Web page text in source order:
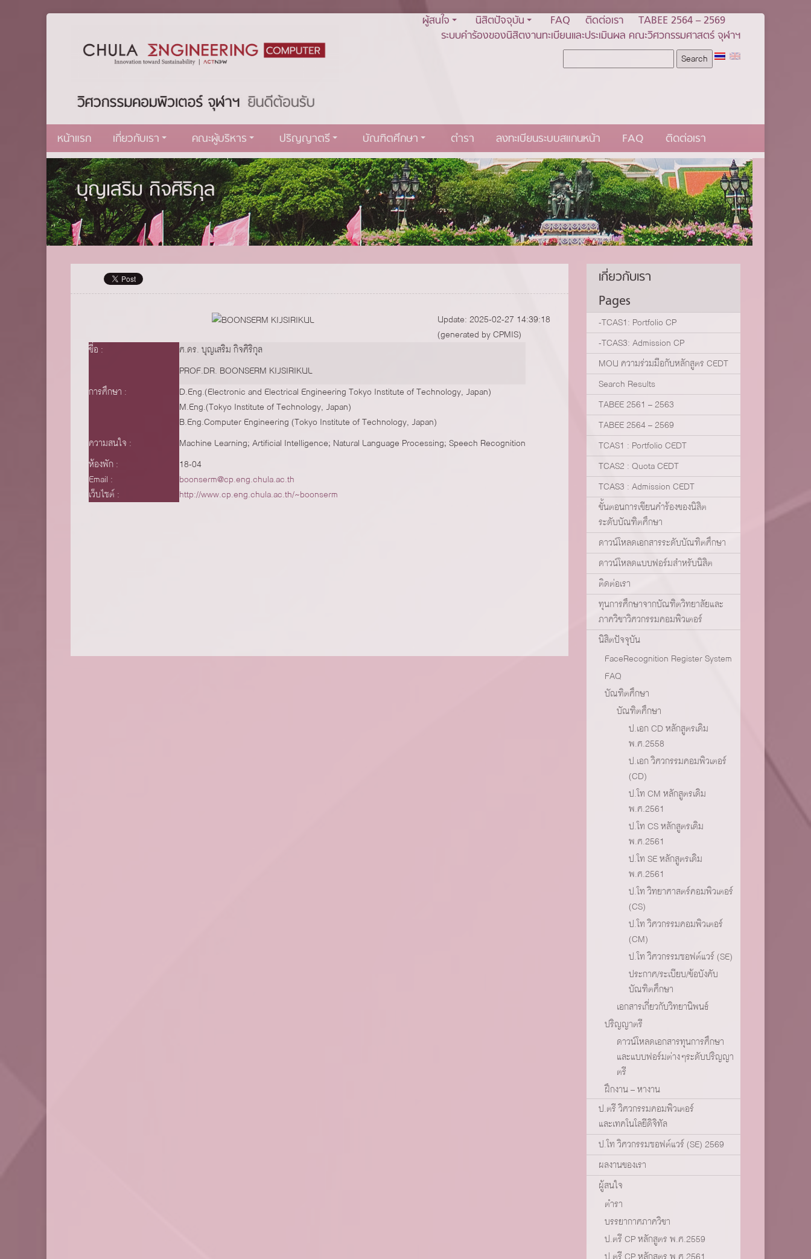
ผู้สนใจ นิสิตปัจจุบัน FAQ ติดต่อเรา
TABEE 2564 – 2569
ระบบคำร้องของนิสิตงานทะเบียนและประเมินผล คณะวิศวกรรมศาสตร์ จุฬาฯ
หน้าแรก เกี่ยวกับเรา คณะผู้บริหาร ปริญญาตรี บัณฑิตศึกษา ตำรา ลงทะเบียนระบบสแกนหน้า FAQ ติดต่อเรา
บุญเสริม กิจศิริกุล
Update: 2025-02-27 14:39:18
(generated by CPMIS)
ชื่อ
ศ.ดร. บุญเสริม กิจศิริกุล
PROF.DR. BOONSERM KIJSIRIKUL
การศึกษา
D.Eng.(Electronic and Electrical Engineering Tokyo Institute of Technology, Japan)
M.Eng.(Tokyo Institute of Technology, Japan)
B.Eng.Computer Engineering (Tokyo Institute of Technology, Japan)
ความสนใจ
Machine Learning; Artificial Intelligence; Natural Language Processing; Speech Recognition
ห้องพัก
18-04
Email
boonserm@cp.eng.chula.ac.th
เว็บไซต์
http://www.cp.eng.chula.ac.th/~boonserm
เกี่ยวกับเรา
Pages
-TCAS1: Portfolio CP
-TCAS3: Admission CP
MOU ความร่วมมือกับหลักสูตร CEDT
Search Results
TABEE 2561 – 2563
TABEE 2564 – 2569
TCAS1 : Portfolio CEDT
TCAS2 : Quota CEDT
TCAS3 : Admission CEDT
ขั้นตอนการเขียนคำร้องของนิสิต
ระดับบัณฑิตศึกษา
ดาวน์โหลดเอกสารระดับบัณฑิตศึกษา
ดาวน์โหลดแบบฟอร์มสำหรับนิสิต
ติดต่อเรา
ทุนการศึกษาจากบัณฑิตวิทยาลัยและ
ภาควิชาวิศวกรรมคอมพิวเตอร์
นิสิตปัจจุบัน
FaceRecognition Register System
FAQ
บัณฑิตศึกษา
บัณฑิตศึกษา
ป.เอก CD หลักสูตรเดิม
พ.ศ.2558
ป.เอก วิศวกรรมคอมพิวเตอร์
(CD)
ป.โท CM หลักสูตรเดิม
พ.ศ.2561
ป.โท CS หลักสูตรเดิม
พ.ศ.2561
ป.โท SE หลักสูตรเดิม
พ.ศ.2561
ป.โท วิทยาศาสตร์คอมพิวเตอร์
(CS)
ป.โท วิศวกรรมคอมพิวเตอร์
(CM)
ป.โท วิศวกรรมซอฟต์แวร์ (SE)
ประกาศ/ระเบียบ/ข้อบังคับ
บัณฑิตศึกษา
เอกสารเกี่ยวกับวิทยานิพนธ์
ปริญญาตรี
ดาวน์โหลดเอกสารทุนการศึกษา
และแบบฟอร์มต่างๆระดับปริญญา
ตรี
ฝึกงาน – หางาน
ป.ตรี วิศวกรรมคอมพิวเตอร์
และเทคโนโลยีดิจิทัล
ป.โท วิศวกรรมซอฟต์แวร์ (SE) 2569
ผลงานของเรา
ผู้สนใจ
ตำรา
บรรยากาศภาควิชา
ป.ตรี CP หลักสูตร พ.ศ.2559